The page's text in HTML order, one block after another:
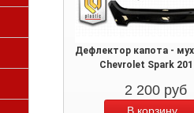
Дефлектор капота -
Chevrolet Spark
2 200 руб